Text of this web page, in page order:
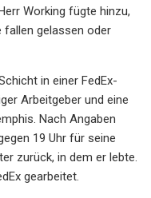
Working fügte hinzu,
fallen gelassen oder
in einer FedEx-
Arbeitgeber und eine
Nach Angaben
19 Uhr für seine
zurück, in dem er lebte.
gearbeitet.